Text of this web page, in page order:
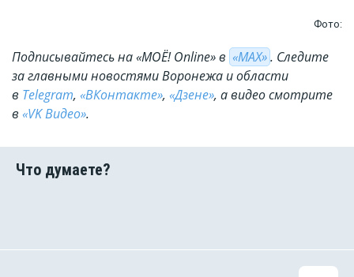
Фото:
Подписывайтесь на «МОЁ! Online» в «МАХ». Cледите
за главными новостями Воронежа и области
в Telegram, «ВКонтакте», «Дзене», а видео смотрите
в «VK Видео».